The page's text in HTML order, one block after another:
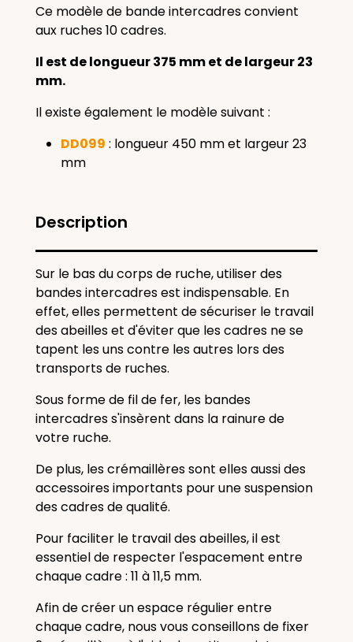
Ce modèle de bande intercadresconvient
aux ruches 10 cadres.
Il est de longueur 375 mm et de largeur 23
mm.
Il existe également le modèle suivant :
DD099 : longueur 450 mm et largeur 23
mm
Description
Sur le bas du corps de ruche, utiliser des
bandes intercadres est indispensable. En
effet, elles permettent de sécuriser le travail
des abeilles et d'éviter que les cadres ne se
tapent les uns contre les autres lors des
transports de ruches.
Sous forme de fil de fer, les bandes
intercadres s'insèrent dans la rainure de
votre ruche.
De plus, lescrémaillèressont elles aussi des
accessoires importants pour une suspension
des cadres de qualité.
Pour faciliter le travail des abeilles, il est
essentiel de respecter l'espacement entre
chaque cadre : 11 à 11,5 mm.
Afin de créer un espace régulier entre
chaque cadre, nous vous conseillons de fixer